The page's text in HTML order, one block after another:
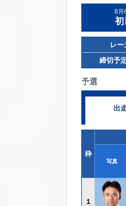
8月
初
レー
締切予
予選
出
枠
写真
１